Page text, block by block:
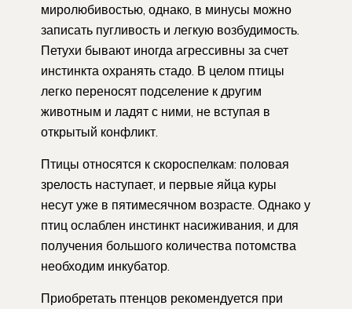
миролюбивостью, однако, в минусы можно
записать пугливость и легкую возбудимость.
Петухи бывают иногда агрессивны за счет
инстинкта охранять стадо. В целом птицы
легко переносят подселение к другим
животным и ладят с ними, не вступая в
открытый конфликт.
Птицы относятся к скороспелкам: половая
зрелость наступает, и первые яйца куры
несут уже в пятимесячном возрасте. Однако у
птиц ослаблен инстинкт насиживания, и для
получения большого количества потомства
необходим инкубатор.
Приобретать птенцов рекомендуется при